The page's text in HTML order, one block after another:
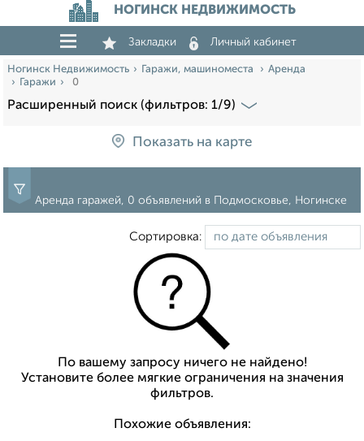
НОГИНСК НЕДВИЖИМОСТЬ
Закладки Личный кабинет
Ногинск Недвижимость Гаражи, машиноместа
Аренда
Гаражи
0
Расширенный поиск (фильтров: 1/9)
Показать на карте
Аренда гаражей, 0 объявлений в Подмосковье, Ногинске
Сортировка:
По вашему запросу ничего не найдено!
Установите более мягкие ограничения на значения
фильтров.
Похожие объявления: